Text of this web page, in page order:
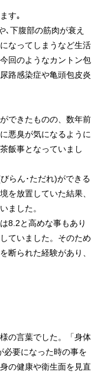
す｡
､下腹部の筋肉が衰え
なってしまうなど生活
回のようなカントン包
路感染症や亀頭包皮炎
できたものの、数年前
悪臭が気になるように
飯事となっていまし
らん･ただれ)ができる
を放置していた結果、
ました。
8.2と高めな事もあり
ていました。そのため
断られた経験があり、
の言葉でした。「身体
必要になった時の事を
の健康や衛生面を見直